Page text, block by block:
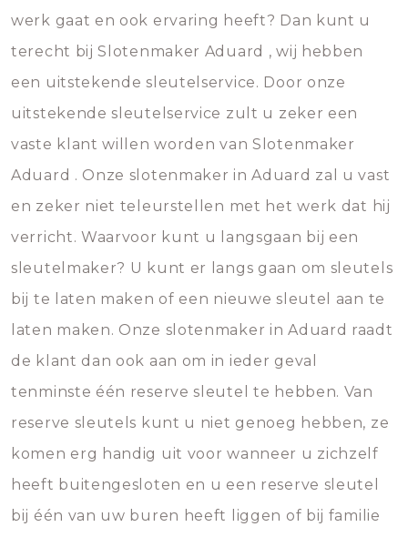
werk gaat en ook ervaring heeft? Dan kunt u
terecht bij Slotenmaker Aduard , wij hebben
een uitstekende sleutelservice. Door onze
uitstekende sleutelservice zult u zeker een
vaste klant willen worden van Slotenmaker
Aduard . Onze slotenmaker in Aduard zal u vast
en zeker niet teleurstellen met het werk dat hij
verricht. Waarvoor kunt u langsgaan bij een
sleutelmaker? U kunt er langs gaan om sleutels
bij te laten maken of een nieuwe sleutel aan te
laten maken. Onze slotenmaker in Aduard raadt
de klant dan ook aan om in ieder geval
tenminste één reserve sleutel te hebben. Van
reserve sleutels kunt u niet genoeg hebben, ze
komen erg handig uit voor wanneer u zichzelf
heeft buitengesloten en u een reserve sleutel
bij één van uw buren heeft liggen of bij familie